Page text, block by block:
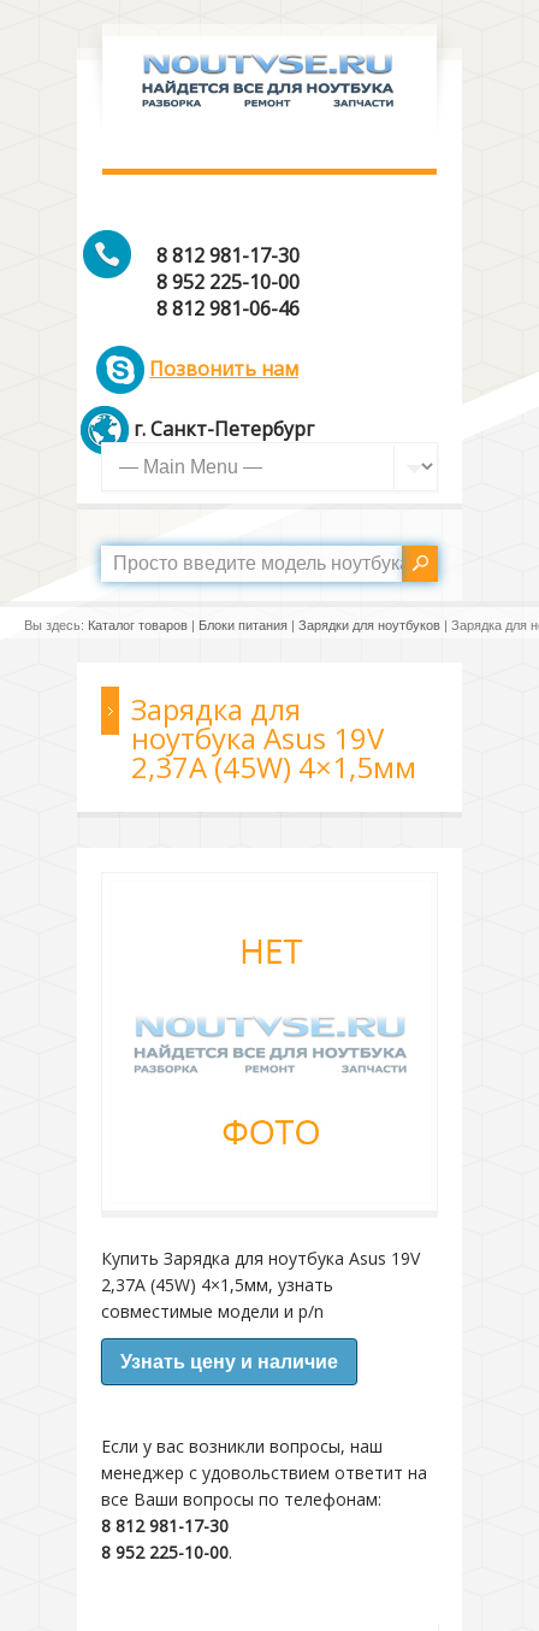
8 812 981-17-30
8 952 225-10-00
8 812 981-06-46
Позвонить нам
г. Санкт-Петербург
Вы здесь: Каталог товаров | Блоки питания | Зарядки для ноутбуков | Зарядка для
Зарядка для
ноутбука Asus 19V
2,37A (45W) 4×1,5мм
Купить Зарядка для ноутбука Asus 19V
2,37A (45W) 4×1,5мм, узнать
совместимые модели и p/n
Узнать цену и наличие
Если у вас возникли вопросы, наш
менеджер с удовольствием ответит на
все Ваши вопросы по телефонам:
8 812 981-17-30
8 952 225-10-00.